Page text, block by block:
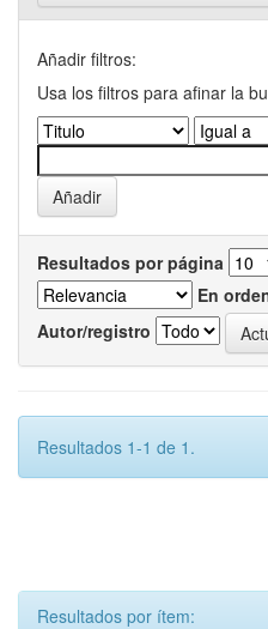
Añadir filtros:
Usa los filtros para afinar la
Resultados por página
En
Autor/registro
Resultados 1-1 de 1.
Resultados por ítem: